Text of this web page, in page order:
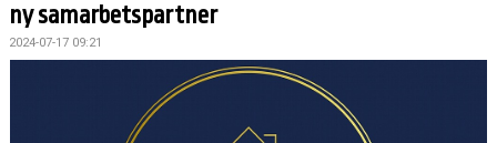
DOKUMENT
ny samarbetspartner
2024-07-17 09:21